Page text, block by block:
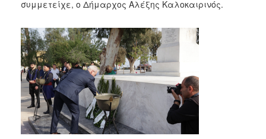
συμμετείχε, ο Δήμαρχος Αλέξης Καλοκαιρινός.